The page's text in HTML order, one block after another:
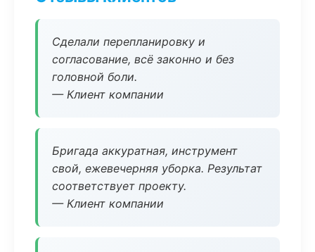
Сделали перепланировку и
согласование, всё законно и без
головной боли.
— Клиент компании
Бригада аккуратная, инструмент
свой, ежевечерняя уборка. Результат
соответствует проекту.
— Клиент компании